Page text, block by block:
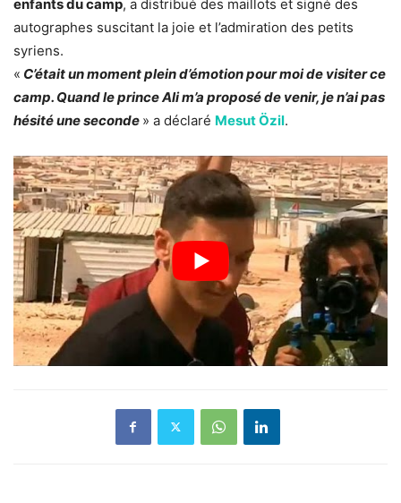
enfants du camp, a distribué des maillots et signé des
autographes suscitant la joie et l’admiration des petits
syriens.
« C’était un moment plein d’émotion pour moi de visiter ce
camp. Quand le prince Ali m’a proposé de venir, je n’ai pas
hésité une seconde » a déclaré Mesut Özil.